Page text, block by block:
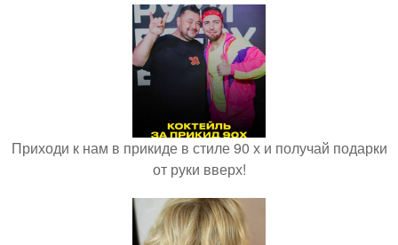
Приходи к нам в прикиде в стиле 90 х и получай подарки
от руки вверх!